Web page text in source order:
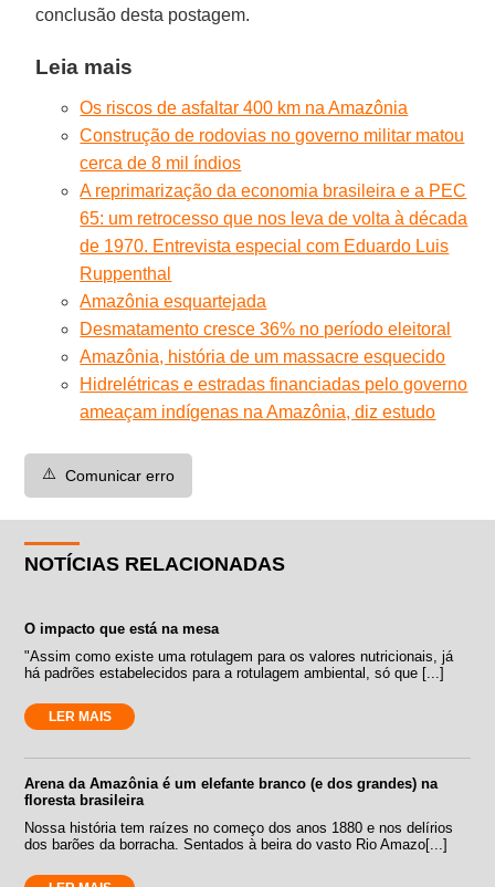
conclusão desta postagem.
Leia mais
Os riscos de asfaltar 400 km na Amazônia
Construção de rodovias no governo militar matou
cerca de 8 mil índios
A reprimarização da economia brasileira e a PEC
65: um retrocesso que nos leva de volta à década
de 1970. Entrevista especial com Eduardo Luis
Ruppenthal
Amazônia esquartejada
Desmatamento cresce 36% no período eleitoral
Amazônia, história de um massacre esquecido
Hidrelétricas e estradas financiadas pelo governo
ameaçam indígenas na Amazônia, diz estudo
⚠️ Comunicar erro
NOTÍCIAS RELACIONADAS
O impacto que está na mesa
"Assim como existe uma rotulagem para os valores nutricionais, já
há padrões estabelecidos para a rotulagem ambiental, só que [...]
LER MAIS
Arena da Amazônia é um elefante branco (e dos grandes) na
floresta brasileira
Nossa história tem raízes no começo dos anos 1880 e nos delírios
dos barões da borracha. Sentados à beira do vasto Rio Amazo[...]